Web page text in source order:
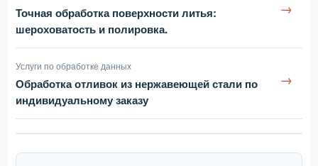
Точная обработка поверхности литья:
шероховатость и полировка.
→
Услуги по обработке данных
Обработка отливок из нержавеющей стали по
индивидуальному заказу
→